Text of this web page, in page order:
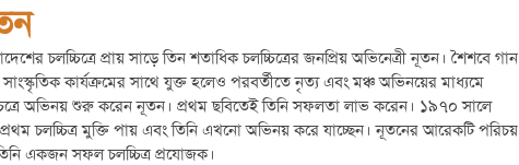
চলচ্চিত্রে প্রায় সাড়ে তিন শতাধিক চলচ্চিত্রের জনপ্রিয় অভিনেত্রী নূতন। শৈশবে গান
সাংস্কৃতিক কার্যক্রমের সাথে যুক্ত হলেও পরবর্তীতে নৃত্য এবং মঞ্চ অভিনয়ের মাধ্যমে
অভিনয় শুরু করেন নূতন। প্রথম ছবিতেই তিনি সফলতা লাভ করেন। ১৯৭০ সালে
চলচ্চিত্র মুক্তি পায় এবং তিনি এখনো অভিনয় করে যাচ্ছেন। নূতনের আরেকটি পরিচয়
একজন সফল চলচ্চিত্র প্রযোজক।